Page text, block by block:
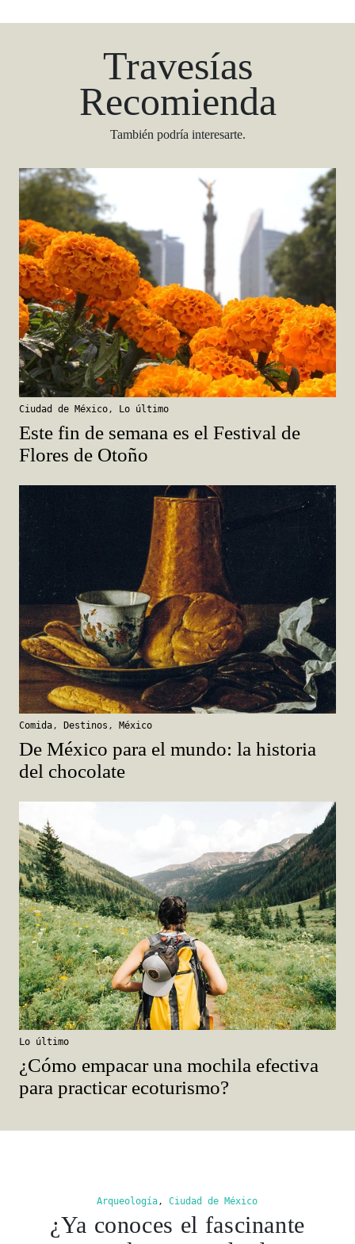
Travesías
Recomienda
También podría interesarte.
Ciudad de México , Lo último
Este fin de semana es el Festival de
Flores de Otoño
Comida, Destinos , México
De México para el mundo: la historia
del chocolate
Lo último
¿Cómo empacar una mochila efectiva
para practicar ecoturismo?
Arqueología,Ciudad de México
¿Ya conoces el fascinante